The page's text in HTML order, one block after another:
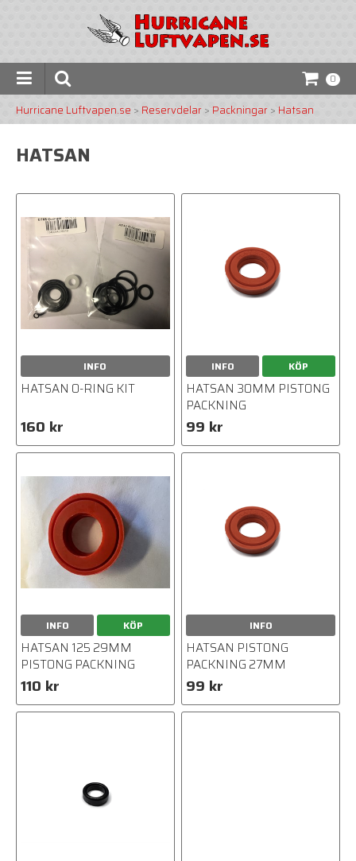
0
Hurricane Luftvapen.se > Reservdelar> Packningar > Hatsan
HATSAN
INFO
HATSAN O-RING KIT
160 kr
INFO KÖP
HATSAN 30MM PISTONG
PACKNING
99 kr
INFO KÖP
HATSAN 125 29MM
PISTONG PACKNING
110 kr
INFO
HATSAN PISTONG
PACKNING 27MM
99 kr